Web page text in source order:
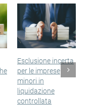
Esclusione incerta
per le imprese
minori in
liquidazione
controllata